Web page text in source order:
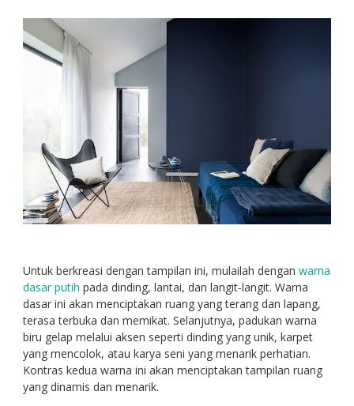
Untuk berkreasi dengan tampilan ini, mulailah dengan warna
dasar putih pada dinding, lantai, dan langit-langit. Warna
dasar ini akan menciptakan ruang yang terang dan lapang,
terasa terbuka dan memikat. Selanjutnya, padukan warna
biru gelap melalui aksen seperti dinding yang unik, karpet
yang mencolok, atau karya seni yang menarik perhatian.
Kontras kedua warna ini akan menciptakan tampilan ruang
yang dinamis dan menarik.